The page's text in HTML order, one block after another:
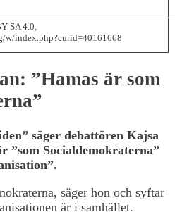
SA 4.0,
w/index.php?curid=40161668
”Hamas är som
säger debattören Kajsa
”som Socialdemokraterna”
säger hon och syftar
är i samhället.